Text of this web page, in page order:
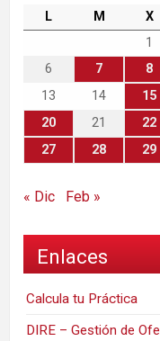
L M X
1
6
7 8
13
14 15
20
21 22
27
28 29
« Dic Feb »
Enlaces
Calcula tu Práctica
DIRE – Gestión de